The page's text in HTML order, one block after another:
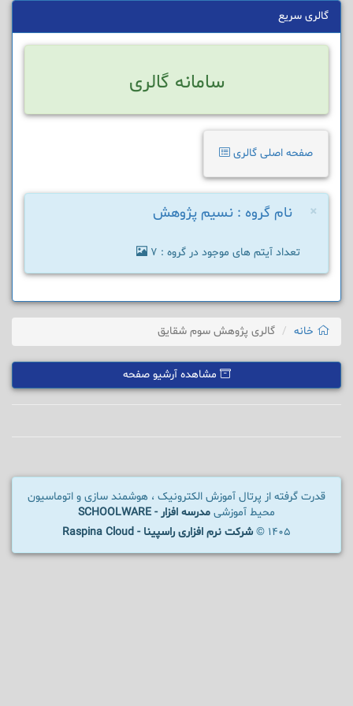
گالری سریع
سامانه گالری
صفحه اصلی گالری
× نام گروه : نسیم پژوهش
تعداد آیتم های موجود در گروه : 7
خانه گالری پژوهش سوم شقایق
مشاهده آرشیو صفحه
قدرت گرفته از پرتال آموزش الکترونیک ، هوشمند سازی و اتوماسیون
محیط آموزشی مدرسه افزار - SCHOOLWARE
1405 ©
شرکت نرم افزاری راسپینا - Raspina Cloud